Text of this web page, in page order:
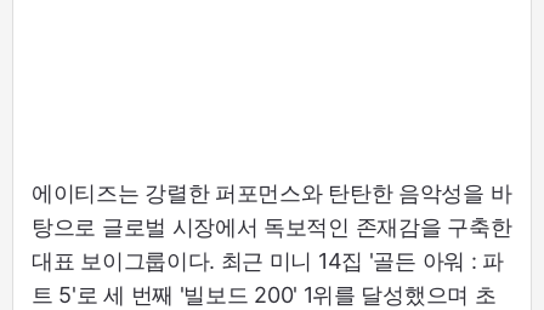
에이티즈는 강렬한 퍼포먼스와 탄탄한 음악성을 바
탕으로 글로벌 시장에서 독보적인 존재감을 구축한
대표 보이그룹이다. 최근 미니 14집 '골든 아워 : 파
트 5'로 세 번째 '빌보드 200' 1위를 달성했으며 초